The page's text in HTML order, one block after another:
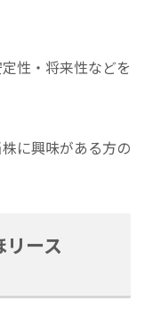
性・将来性などを
に興味がある方の
ース